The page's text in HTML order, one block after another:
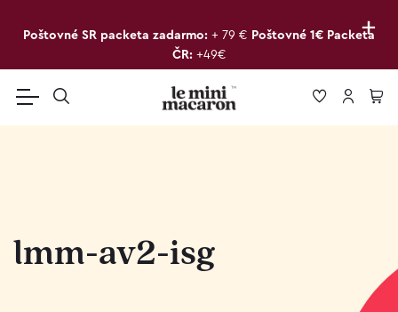
+
Poštovné SR packeta zadarmo: + 79 € Poštovné 1€ Packeta
ČR: +49€
lmm-av2-isg